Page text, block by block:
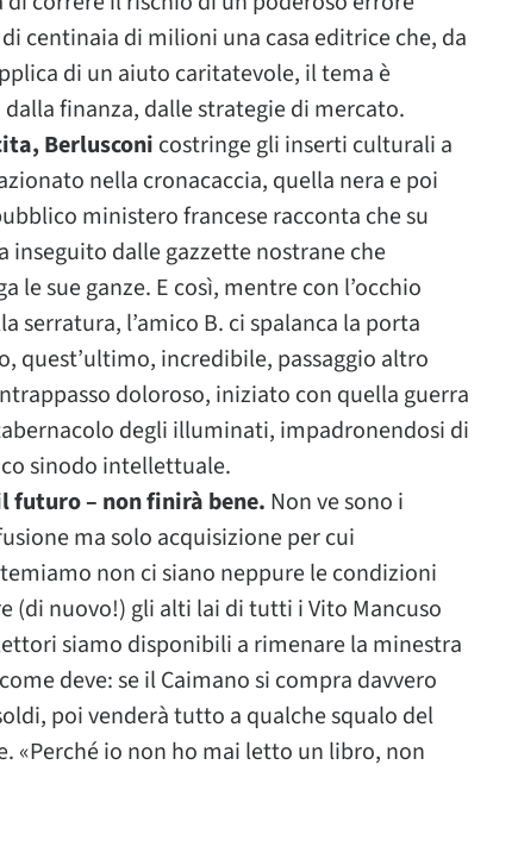
centinaia di milioni una casa editrice che, da
di un aiuto caritatevole, il tema è
finanza, dalle strategie di mercato.
Berlusconi costringe gli inserti culturali a
nella cronacaccia, quella nera e poi
ministero francese racconta che su
inseguito dalle gazzette nostrane che
le sue ganze. E così, mentre con l’occhio
serratura, l’amico B. ci spalanca la porta
quest’ultimo, incredibile, passaggio altro
doloroso, iniziato con quella guerra
degli illuminati, impadronendosi di
sinodo intellettuale.
futuro – non finirà bene. Non ve sono i
ma solo acquisizione per cui
non ci siano neppure le condizioni
(di nuovo!) gli alti lai di tutti i Vito Mancuso
siamo disponibili a rimenare la minestra
deve: se il Caimano si compra davvero
poi venderà tutto a qualche squalo del
«Perché io non ho mai letto un libro, non